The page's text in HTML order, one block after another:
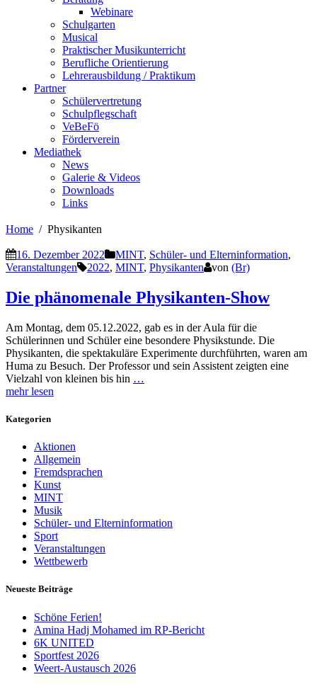
Webinare
Schulgarten
Musical
Praktischer Musikunterricht
Berufliche Orientierung
Lehrerausbildung / Praktikum
Partner
Schülervertretung
Schulpflegschaft
VeBeFö
Förderverein
Mediathek
News
Galerie & Videos
Downloads
Links
Home Physikanten
16. Dezember 2022 MINT, Schüler- und Elterninformation,
Veranstaltungen
2022, MINT, Physikanten von (Br)
Die phänomenale Physikanten-Show
Am Montag, dem 05.12.2022, gab es in der Aula für die
Schülerinnen und Schüler eine besondere Physikstunde. Die
Physikanten, die spektakuläre Experimente durchführten, waren am
Huma zu Besuch. Der Professor und sein Assistent zeigten eine
Vielzahl von kleinen bis hin …
mehr lesen
Kategorien
Aktionen
Allgemein
Fremdsprachen
Kunst
MINT
Musik
Schüler- und Elterninformation
Sport
Veranstaltungen
Wettbewerb
Neueste Beiträge
Schöne Ferien!
Amina Hadj Mohamed im RP-Bericht
6K UNITED
Sportfest 2026
Weert-Austausch 2026